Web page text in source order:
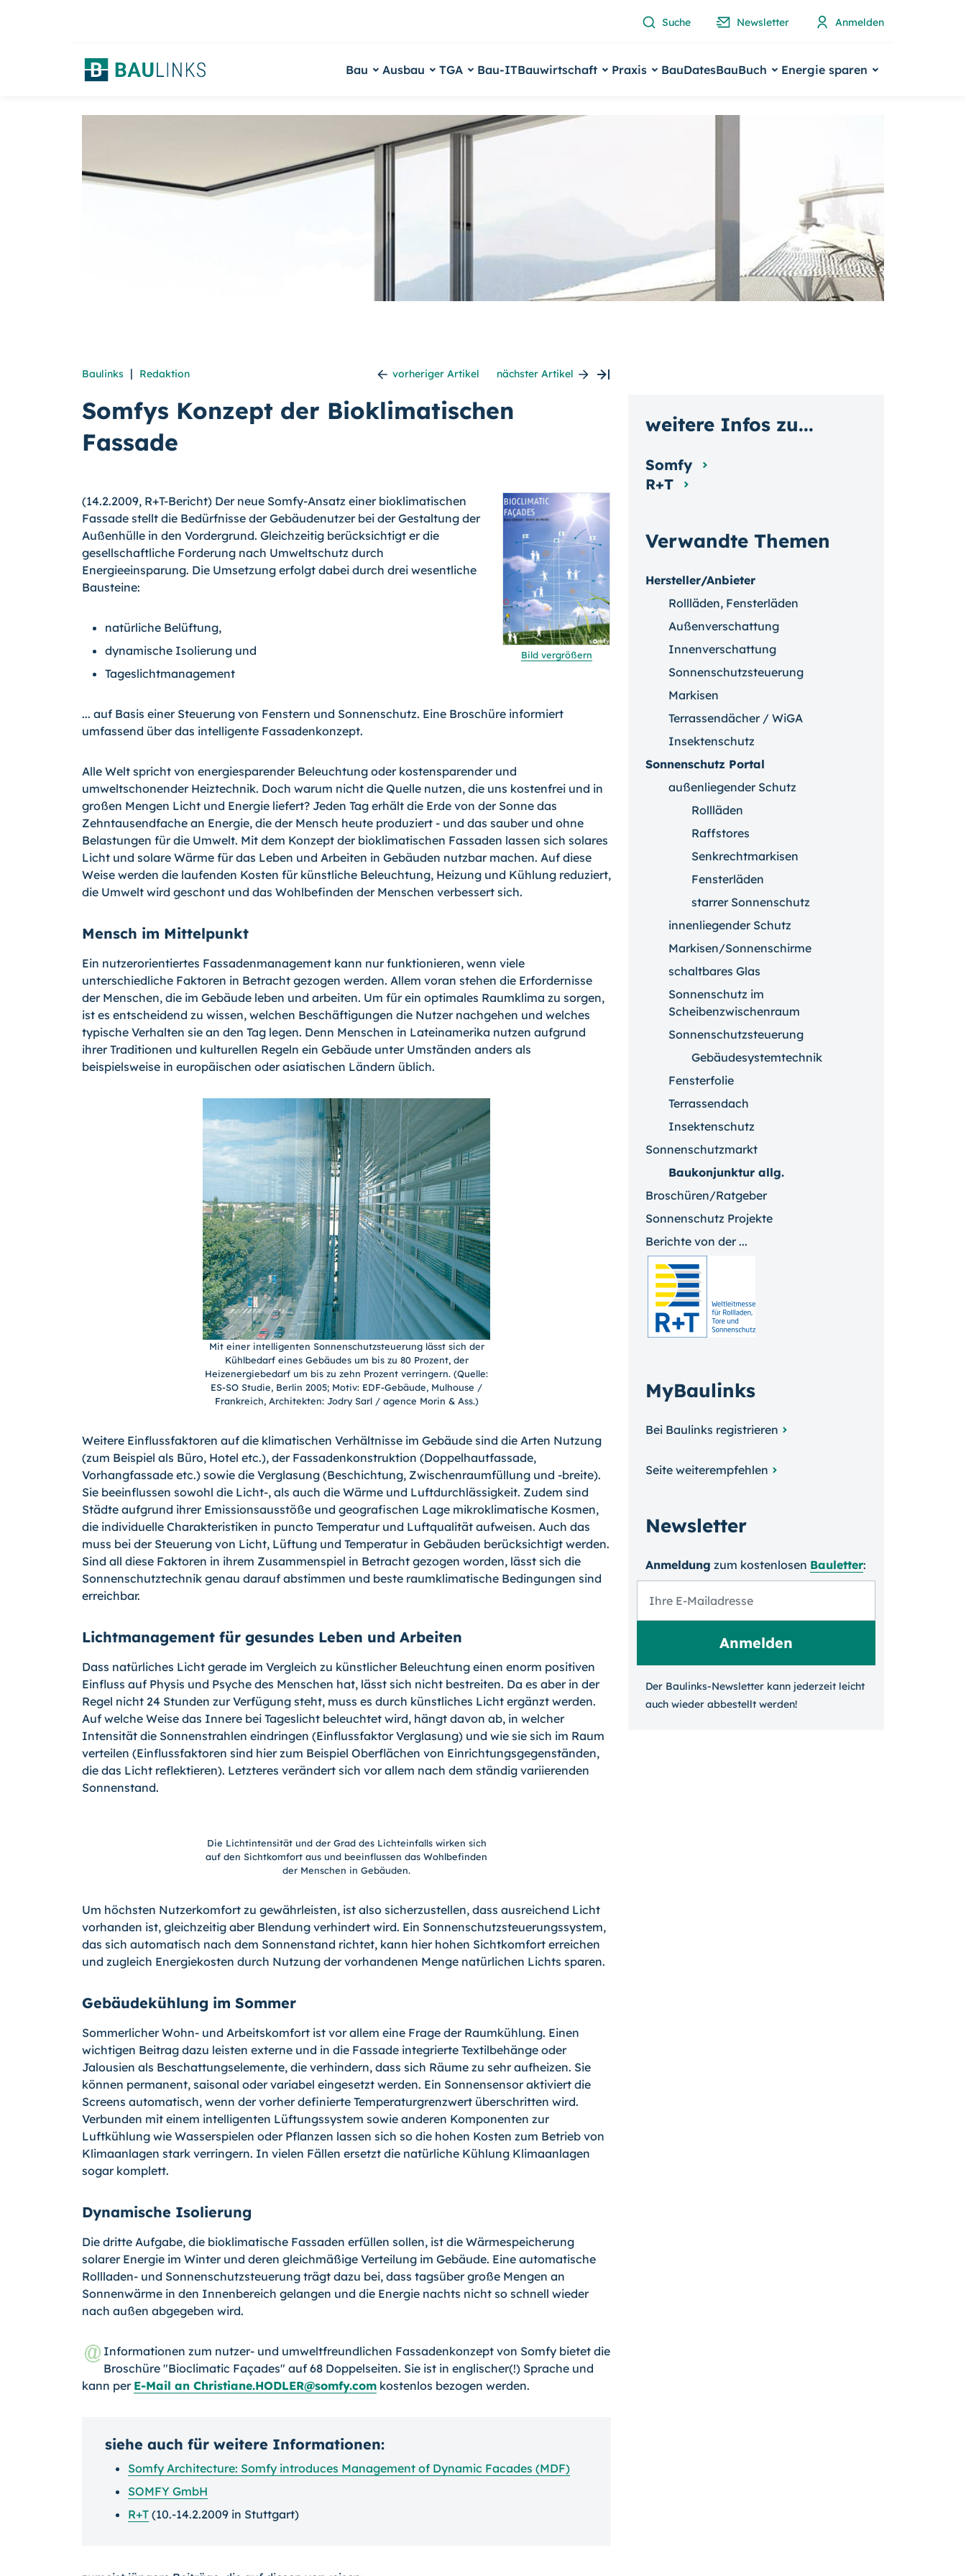
Suche Newsletter Anmelden
Bau Ausbau TGA Bau-ITBauwirtschaft Praxis BauDatesBauBuch Energie sparen
Baulinks | Redaktion vorheriger Artikel nächster Artikel
Somfys Konzept der Bioklimatischen
Fassade
Bild vergrößern
(14.2.2009, R+T-Bericht) Der neue Somfy-Ansatz einer bioklimatischen
Fassade stellt die Bedürfnisse der Gebäudenutzer bei der Gestaltung der
Außenhülle in den Vordergrund. Gleichzeitig berücksichtigt er die
gesellschaftliche Forderung nach Umweltschutz durch
Energieeinsparung. Die Umsetzung erfolgt dabei durch drei wesentliche
Bausteine:
natürliche Belüftung,
dynamische Isolierung und
Tageslichtmanagement
... auf Basis einer Steuerung von Fenstern und Sonnenschutz. Eine Broschüre informiert
umfassend über das intelligente Fassadenkonzept.
Alle Welt spricht von energiesparender Beleuchtung oder kostensparender und
umweltschonender Heiztechnik. Doch warum nicht die Quelle nutzen, die uns kostenfrei und in
großen Mengen Licht und Energie liefert? Jeden Tag erhält die Erde von der Sonne das
Zehntausendfache an Energie, die der Mensch heute produziert - und das sauber und ohne
Belastungen für die Umwelt. Mit dem Konzept der bioklimatischen Fassaden lassen sich solares
Licht und solare Wärme für das Leben und Arbeiten in Gebäuden nutzbar machen. Auf diese
Weise werden die laufenden Kosten für künstliche Beleuchtung, Heizung und Kühlung reduziert,
die Umwelt wird geschont und das Wohlbefinden der Menschen verbessert sich.
Mensch im Mittelpunkt
Ein nutzerorientiertes Fassadenmanagement kann nur funktionieren, wenn viele
unterschiedliche Faktoren in Betracht gezogen werden. Allem voran stehen die Erfordernisse
der Menschen, die im Gebäude leben und arbeiten. Um für ein optimales Raumklima zu sorgen,
ist es entscheidend zu wissen, welchen Beschäftigungen die Nutzer nachgehen und welches
typische Verhalten sie an den Tag legen. Denn Menschen in Lateinamerika nutzen aufgrund
ihrer Traditionen und kulturellen Regeln ein Gebäude unter Umständen anders als
beispielsweise in europäischen oder asiatischen Ländern üblich.
Mit einer intelligenten Sonnenschutzsteuerung lässt sich der
Kühlbedarf eines Gebäudes um bis zu 80 Prozent, der
Heizenergiebedarf um bis zu zehn Prozent verringern. (Quelle:
ES-SO Studie, Berlin 2005; Motiv: EDF-Gebäude, Mulhouse /
Frankreich, Architekten: Jodry Sarl / agence Morin & Ass.)
Weitere Einflussfaktoren auf die klimatischen Verhältnisse im Gebäude sind die Arten Nutzung
(zum Beispiel als Büro, Hotel etc.), der Fassadenkonstruktion (Doppelhautfassade,
Vorhangfassade etc.) sowie die Verglasung (Beschichtung, Zwischenraumfüllung und -breite).
Sie beeinflussen sowohl die Licht-, als auch die Wärme und Luftdurchlässigkeit. Zudem sind
Städte aufgrund ihrer Emissionsausstöße und geografischen Lage mikroklimatische Kosmen,
die individuelle Charakteristiken in puncto Temperatur und Luftqualität aufweisen. Auch das
muss bei der Steuerung von Licht, Lüftung und Temperatur in Gebäuden berücksichtigt werden.
Sind all diese Faktoren in ihrem Zusammenspiel in Betracht gezogen worden, lässt sich die
Sonnenschutztechnik genau darauf abstimmen und beste raumklimatische Bedingungen sind
erreichbar.
Lichtmanagement für gesundes Leben und Arbeiten
Dass natürliches Licht gerade im Vergleich zu künstlicher Beleuchtung einen enorm positiven
Einfluss auf Physis und Psyche des Menschen hat, lässt sich nicht bestreiten. Da es aber in der
Regel nicht 24 Stunden zur Verfügung steht, muss es durch künstliches Licht ergänzt werden.
Auf welche Weise das Innere bei Tageslicht beleuchtet wird, hängt davon ab, in welcher
Intensität die Sonnenstrahlen eindringen (Einflussfaktor Verglasung) und wie sie sich im Raum
verteilen (Einflussfaktoren sind hier zum Beispiel Oberflächen von Einrichtungsgegenständen,
die das Licht reflektieren). Letzteres verändert sich vor allem nach dem ständig variierenden
Sonnenstand.
Die Lichtintensität und der Grad des Lichteinfalls wirken sich
auf den Sichtkomfort aus und beeinflussen das Wohlbefinden
der Menschen in Gebäuden.
Um höchsten Nutzerkomfort zu gewährleisten, ist also sicherzustellen, dass ausreichend Licht
vorhanden ist, gleichzeitig aber Blendung verhindert wird. Ein Sonnenschutzsteuerungssystem,
das sich automatisch nach dem Sonnenstand richtet, kann hier hohen Sichtkomfort erreichen
und zugleich Energiekosten durch Nutzung der vorhandenen Menge natürlichen Lichts sparen.
Gebäudekühlung im Sommer
Sommerlicher Wohn- und Arbeitskomfort ist vor allem eine Frage der Raumkühlung. Einen
wichtigen Beitrag dazu leisten externe und in die Fassade integrierte Textilbehänge oder
Jalousien als Beschattungselemente, die verhindern, dass sich Räume zu sehr aufheizen. Sie
können permanent, saisonal oder variabel eingesetzt werden. Ein Sonnensensor aktiviert die
Screens automatisch, wenn der vorher definierte Temperaturgrenzwert überschritten wird.
Verbunden mit einem intelligenten Lüftungssystem sowie anderen Komponenten zur
Luftkühlung wie Wasserspielen oder Pflanzen lassen sich so die hohen Kosten zum Betrieb von
Klimaanlagen stark verringern. In vielen Fällen ersetzt die natürliche Kühlung Klimaanlagen
sogar komplett.
Dynamische Isolierung
Die dritte Aufgabe, die bioklimatische Fassaden erfüllen sollen, ist die Wärmespeicherung
solarer Energie im Winter und deren gleichmäßige Verteilung im Gebäude. Eine automatische
Rollladen- und Sonnenschutzsteuerung trägt dazu bei, dass tagsüber große Mengen an
Sonnenwärme in den Innenbereich gelangen und die Energie nachts nicht so schnell wieder
nach außen abgegeben wird.
Informationen zum nutzer- und umweltfreundlichen Fassadenkonzept von Somfy bietet die
Broschüre "Bioclimatic Façades" auf 68 Doppelseiten. Sie ist in englischer(!) Sprache und
kann per E-Mail an Christiane.HODLER@somfy.com kostenlos bezogen werden.
siehe auch für weitere Informationen:
Somfy Architecture: Somfy introduces Management of Dynamic Facades (MDF)
SOMFY GmbH
R+T (10.-14.2.2009 in Stuttgart)
Verwandte Themen
Hersteller/Anbieter
Rollläden, Fensterläden
Außenverschattung
Innenverschattung
Sonnenschutzsteuerung
Markisen
Terrassendächer / WiGA
Insektenschutz
Sonnenschutz Portal
außenliegender Schutz
Rollläden
Raffstores
Senkrechtmarkisen
Fensterläden
starrer Sonnenschutz
innenliegender Schutz
Markisen/Sonnenschirme
schaltbares Glas
Sonnenschutz im
Scheibenzwischenraum
Sonnenschutzsteuerung
Gebäudesystemtechnik
Fensterfolie
Terrassendach
Insektenschutz
Sonnenschutzmarkt
Baukonjunktur allg.
Broschüren/Ratgeber
Sonnenschutz Projekte
Berichte von der ...
MyBaulinks
Bei Baulinks registrieren
Seite weiterempfehlen
Newsletter
Anmeldung zum kosten­losen Bauletter:
Der Baulinks-Newsletter kann jeder­zeit leicht
auch wieder ab­bestellt werden!
weitere Infos zu...
Somfy
R+T